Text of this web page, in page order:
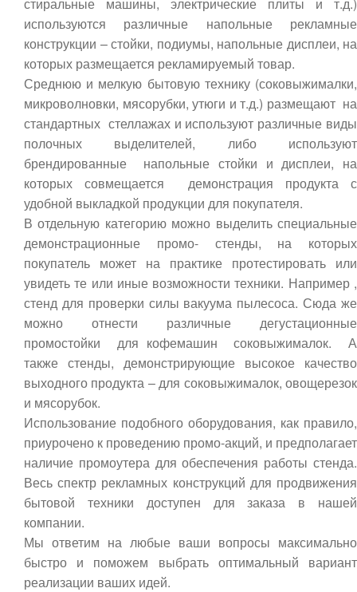
используются различные напольные рекламные
конструкции – стойки, подиумы, напольные дисплеи, на
которых размещается рекламируемый товар.
Среднюю и мелкую бытовую технику (соковыжималки,
микроволновки, мясорубки, утюги и т.д.) размещают на
стандартных стеллажах и используют различные виды
полочных выделителей, либо используют
брендированные напольные стойки и дисплеи, на
которых совмещается демонстрация продукта с
удобной выкладкой продукции для покупателя.
В отдельную категорию можно выделить специальные
демонстрационные промо- стенды, на которых
покупатель может на практике протестировать или
увидеть те или иные возможности техники. Например ,
стенд для проверки силы вакуума пылесоса. Сюда же
можно отнести различные дегустационные
промостойки для кофемашин соковыжималок. А
также стенды, демонстрирующие высокое качество
выходного продукта – для соковыжималок, овощерезок
и мясорубок.
Использование подобного оборудования, как правило,
приурочено к проведению промо-акций, и предполагает
наличие промоутера для обеспечения работы стенда.
Весь спектр рекламных конструкций для продвижения
бытовой техники доступен для заказа в нашей
компании.
Мы ответим на любые ваши вопросы максимально
быстро и поможем выбрать оптимальный вариант
реализации ваших идей.